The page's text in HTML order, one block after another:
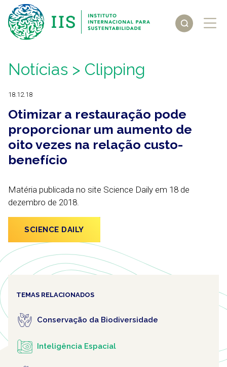
Notícias > Clipping
18.12.18
Otimizar a restauração pode
proporcionar um aumento de
oito vezes na relação custo-
benefício
Matéria publicada no site Science Daily em 18 de
dezembro de 2018.
SCIENCE DAILY
TEMAS RELACIONADOS
Conservação da Biodiversidade
Inteligência Espacial